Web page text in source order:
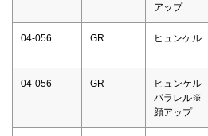
アップ
04-056 GR ヒュンケル
04-056 GR
ヒュンケル
パラレル※
顔アップ